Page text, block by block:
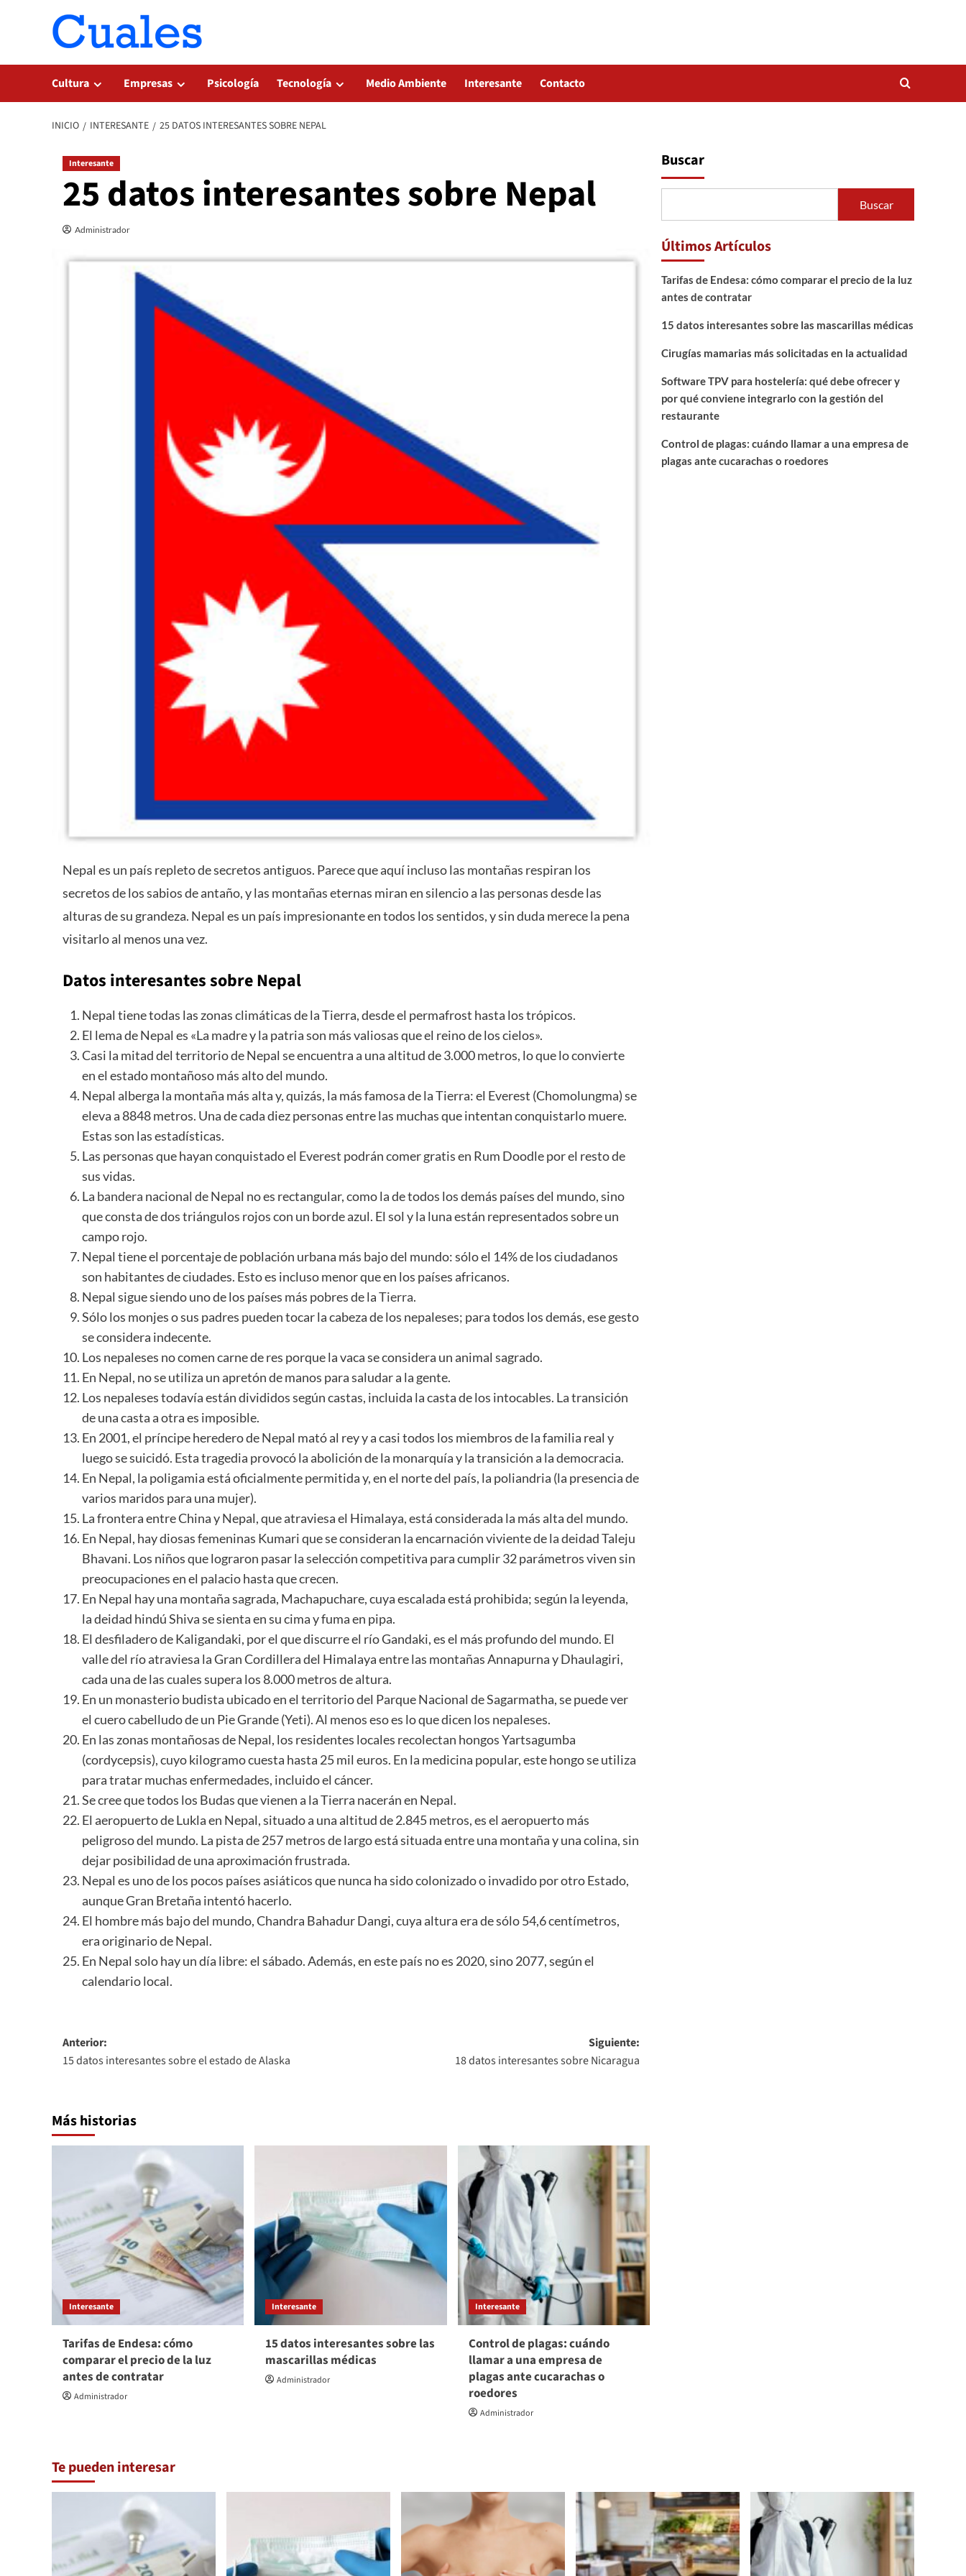
Cultura Empresas Psicología Tecnología Medio Ambiente Interesante Contacto
INICIO INTERESANTE 25 DATOS INTERESANTES SOBRE NEPAL
Interesante
25 datos interesantes sobre Nepal
Administrador
Nepal es un país repleto de secretos antiguos. Parece que aquí incluso las montañas respiran los
secretos de los sabios de antaño, y las montañas eternas miran en silencio a las personas desde las
alturas de su grandeza. Nepal es un país impresionante en todos los sentidos, y sin duda merece la pena
visitarlo al menos una vez.
Datos interesantes sobre Nepal
Nepal tiene todas las zonas climáticas de la Tierra, desde el permafrost hasta los trópicos.
El lema de Nepal es «La madre y la patria son más valiosas que el reino de los cielos».
Casi la mitad del territorio de Nepal se encuentra a una altitud de 3.000 metros, lo que lo convierte
en el estado montañoso más alto del mundo.
Nepal alberga la montaña más alta y, quizás, la más famosa de la Tierra: el Everest (Chomolungma) se
eleva a 8848 metros. Una de cada diez personas entre las muchas que intentan conquistarlo muere.
Estas son las estadísticas.
Las personas que hayan conquistado el Everest podrán comer gratis en Rum Doodle por el resto de
sus vidas.
La bandera nacional de Nepal no es rectangular, como la de todos los demás países del mundo, sino
que consta de dos triángulos rojos con un borde azul. El sol y la luna están representados sobre un
campo rojo.
Nepal tiene el porcentaje de población urbana más bajo del mundo: sólo el 14% de los ciudadanos
son habitantes de ciudades. Esto es incluso menor que en los países africanos.
Nepal sigue siendo uno de los países más pobres de laTierra.
Sólo los monjes o sus padres pueden tocar la cabeza de los nepaleses; para todos los demás, ese gesto
se considera indecente.
Los nepaleses no comen carne de res porque la vaca se considera un animal sagrado.
En Nepal, no se utiliza un apretón de manos para saludar a la gente.
Los nepaleses todavía están divididos según castas, incluida la casta de los intocables. La transición
de una casta a otra es imposible.
En 2001, el príncipe heredero de Nepal mató al rey y a casi todos los miembros de la familia real y
luego se suicidó. Esta tragedia provocó la abolición de la monarquía y la transición a la democracia.
En Nepal, la poligamia está oficialmente permitida y, en el norte del país, la poliandria (la presencia de
varios maridos para una mujer).
La frontera entre China y Nepal, que atraviesa el Himalaya, está considerada la más alta del mundo.
En Nepal, hay diosas femeninas Kumari que se consideran la encarnación viviente de la deidad Taleju
Bhavani. Los niños que lograron pasar la selección competitiva para cumplir 32 parámetros viven sin
preocupaciones en el palacio hasta que crecen.
En Nepal hay una montaña sagrada, Machapuchare, cuya escalada está prohibida; según la leyenda,
la deidad hindú Shiva se sienta en su cima y fuma en pipa.
El desfiladero de Kaligandaki, por el que discurre el río Gandaki, es el más profundo del mundo. El
valle del río atraviesa la Gran Cordillera del Himalaya entre las montañas Annapurna y Dhaulagiri,
cada una de las cuales supera los 8.000 metros de altura.
En un monasterio budista ubicado en el territorio del Parque Nacional de Sagarmatha, se puede ver
el cuero cabelludo de un Pie Grande (Yeti). Al menos eso es lo que dicen los nepaleses.
En las zonas montañosas de Nepal, los residentes locales recolectan hongos Yartsagumba
(cordycepsis), cuyo kilogramo cuesta hasta 25 mil euros. En la medicina popular, este hongo se utiliza
para tratar muchas enfermedades, incluido el cáncer.
Se cree que todos los Budas que vienen a la Tierra nacerán en Nepal.
El aeropuerto de Lukla en Nepal, situado a una altitud de 2.845 metros, es el aeropuerto más
peligroso del mundo. La pista de 257 metros de largo está situada entre una montaña y una colina, sin
dejar posibilidad de una aproximación frustrada.
Nepal es uno de los pocos países asiáticos que nunca ha sido colonizado o invadido por otro Estado,
aunque Gran Bretaña intentó hacerlo.
El hombre más bajo del mundo, Chandra Bahadur Dangi, cuya altura era de sólo 54,6 centímetros,
era originario de Nepal.
En Nepal solo hay un día libre: el sábado. Además, en este país no es 2020, sino 2077, según el
calendario local.
Navegación
de
Anterior:
15 datos interesantes sobre el estado de Alaska
Siguiente:
18 datos interesantes sobre Nicaragua
Más historias
Interesante
Tarifas de Endesa: cómo
comparar el precio de la luz
antes de contratar
Administrador
Interesante
15 datos interesantes sobre las
mascarillas médicas
Administrador
Interesante
Control de plagas: cuándo
llamar a una empresa de
plagas ante cucarachas o
roedores
Administrador
Buscar
Buscar
Últimos Artículos
Tarifas de Endesa: cómo comparar el precio de la luz
antes de contratar
15 datos interesantes sobre las mascarillas médicas
Cirugías mamarias más solicitadas en la actualidad
Software TPV para hostelería: qué debe ofrecer y
por qué conviene integrarlo con la gestión del
restaurante
Control de plagas: cuándo llamar a una empresa de
plagas ante cucarachas o roedores
Te pueden interesar